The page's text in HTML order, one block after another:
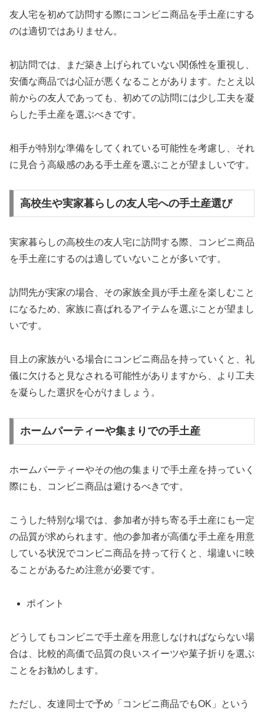
友人宅を初めて訪問する際にコンビニ商品を手土産にする
のは適切ではありません。
初訪問では、まだ築き上げられていない関係性を重視し、
安価な商品では心証が悪くなることがあります。たとえ以
前からの友人であっても、初めての訪問には少し工夫を凝
らした手土産を選ぶべきです。
相手が特別な準備をしてくれている可能性を考慮し、それ
に見合う高級感のある手土産を選ぶことが望ましいです。
高校生や実家暮らしの友人宅への手土産選び
実家暮らしの高校生の友人宅に訪問する際、コンビニ商品
を手土産にするのは適していないことが多いです。
訪問先が実家の場合、その家族全員が手土産を楽しむこと
になるため、家族に喜ばれるアイテムを選ぶことが望まし
いです。
目上の家族がいる場合にコンビニ商品を持っていくと、礼
儀に欠けると見なされる可能性がありますから、より工夫
を凝らした選択を心がけましょう。
ホームパーティーや集まりでの手土産
ホームパーティーやその他の集まりで手土産を持っていく
際にも、コンビニ商品は避けるべきです。
こうした特別な場では、参加者が持ち寄る手土産にも一定
の品質が求められます。他の参加者が高価な手土産を用意
している状況でコンビニ商品を持って行くと、場違いに映
ることがあるため注意が必要です。
ポイント
どうしてもコンビニで手土産を用意しなければならない場
合は、比較的高価で品質の良いスイーツや菓子折りを選ぶ
ことをお勧めします。
ただし、友達同士で予め「コンビニ商品でもOK」という